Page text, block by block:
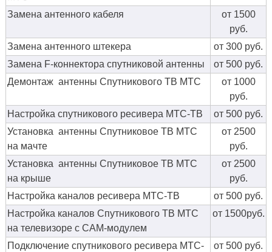
Замена антенного кабеля
от 1500
руб.
Замена антенного штекера
от 300 руб.
Замена F-коннектора спутниковой антенны
от 500 руб.
Демонтаж антенны Спутникового ТВ МТС
от 1000
руб.
Настройка спутникового ресивера МТС-ТВ
от 500 руб.
Установка антенны Спутниковое ТВ МТС
на мачте
от 2500
руб.
Установка антенны Спутниковое ТВ МТС
на крыше
от 2500
руб.
Настройка каналов ресивера МТС-ТВ
от 500 руб.
Настройка каналов Спутникового ТВ МТС
на телевизоре с CAM-модулем
от 1500руб.
Подключение спутникового ресивера МТС-
от 500 руб.